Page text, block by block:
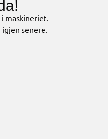
maskineriet.
senere.